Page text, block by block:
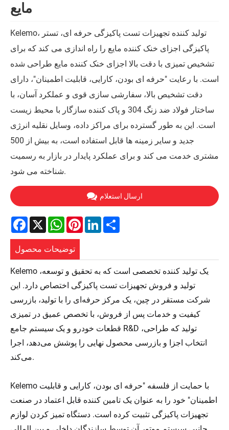
مایع
Kelemo، تولید کننده تجهیزات تست پاکیزگی حرفه ای، تستر
پاکیزگی اجزای خنک کننده مایع را راه اندازی می کند که برای
تشخیص تمیزی با دقت بالا اجزای خنک کننده مایع طراحی شده
است. با رعایت "حرفه ای بودن، کارایی، قابلیت اطمینان"، دارای
دقت تشخیص بالا، سفارشی سازی قوی و عملکرد آسان، با
ساختار فولاد ضد زنگ 304 و پاک کننده سازگار با محیط زیست
است. این به طور گسترده برای مراکز داده، وسایل نقلیه انرژی
جدید و سایر زمینه ها قابل استفاده است، به بیش از 500
مشتری خدمت می کند و برای عملکرد پایدار در بازار به رسمیت
شناخته می شود.
ارسال استعلام
Facebook
X WhatsApp
PinterestLinkedIn
توضیحات محصول
Kelemo یک تولید کننده تخصصی است که به تحقیق و توسعه،
تولید و فروش تجهیزات تست پاکیزگی اختصاص دارد. این
شرکت مستقر در چین، یک مرکز حرفه‌ای را با تولید، بازرسی
کیفیت و خدمات پس از فروش، با تخصص عمیق در تمیزی
قطعات خودرو و یک سیستم جامع R&D تولید که طراحی،
انتخاب اجزا و بازرسی محصول نهایی را پوشش می‌دهد، اجرا
می‌کند.
Kelemo با حمایت از فلسفه "حرفه ای بودن، کارایی و قابلیت
اطمینان" خود را به عنوان یک تامین کننده قابل اعتماد در صنعت
تجهیزات پاکیزگی تثبیت کرده است. دستگاه تمیز کردن لوازم